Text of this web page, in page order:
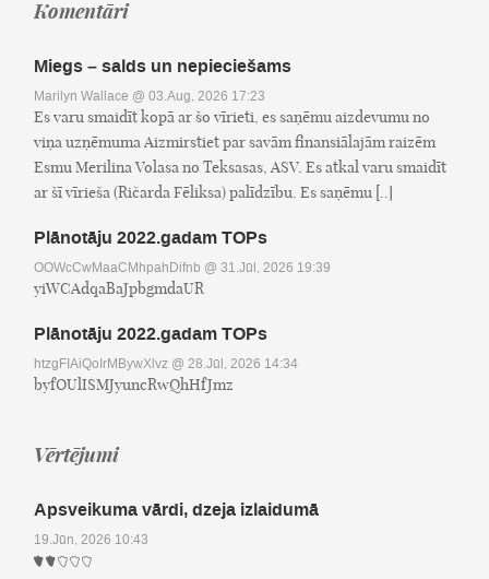
Komentāri
Miegs – salds un nepieciešams
Marilyn Wallace @ 03.Aug, 2026 17:23
Es varu smaidīt kopā ar šo vīrieti, es saņēmu aizdevumu no
viņa uzņēmuma Aizmirstiet par savām finansiālajām raizēm
Esmu Merilina Volasa no Teksasas, ASV. Es atkal varu smaidīt
ar šī vīrieša (Ričarda Fēliksa) palīdzību. Es saņēmu [..]
Plānotāju 2022.gadam TOPs
OOWcCwMaaCMhpahDifnb @ 31.Jūl, 2026 19:39
yiWCAdqaBaJpbgmdaUR
Plānotāju 2022.gadam TOPs
htzgFIAiQoIrMBywXlvz @ 28.Jūl, 2026 14:34
byfOUlISMJyuncRwQhHfJmz
Vērtējumi
Apsveikuma vārdi, dzeja izlaidumā
19.Jūn, 2026 10:43